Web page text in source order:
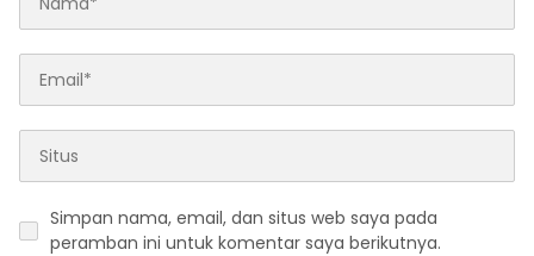
Simpan nama, email, dan situs web saya pada
peramban ini untuk komentar saya berikutnya.